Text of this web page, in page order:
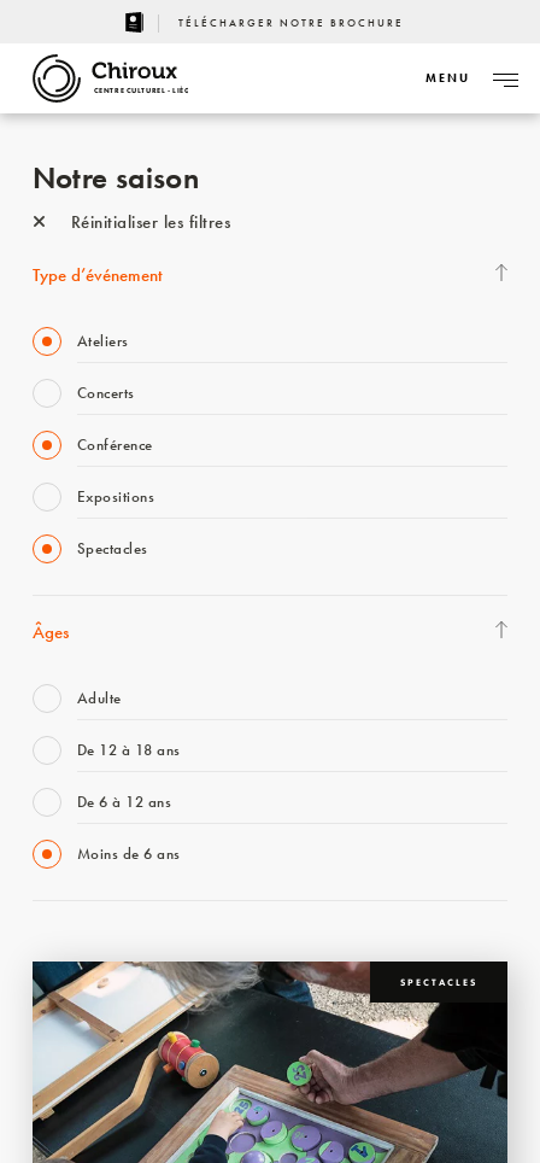
TÉLÉCHARGER NOTRE BROCHURE
CENTRE CULTUREL - LIÈGE
MENU
Notre saison
Réinitialiser les filtres
Type d’événement
Ateliers
Concerts
Conférence
Expositions
Spectacles
Âges
Adulte
De 12 à 18 ans
De 6 à 12 ans
Moins de 6 ans
SPECTACLES